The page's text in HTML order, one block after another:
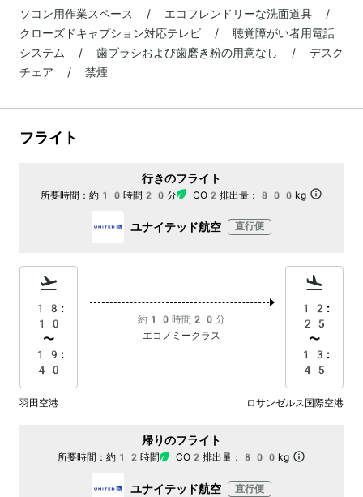
ソコン用作業スペース / エコフレンドリーな洗面道具 /
クローズドキャプション対応テレビ / 聴覚障がい者用電話
システム / 歯ブラシおよび歯磨き粉の用意なし / デスク
チェア / 禁煙
フライト
行きのフライト
所要時間： 約10時間20分 CO2排出量： 800kg
ユナイテッド航空 直行便
18:
10
〜
19:
40
約10時間20分
エコノミークラス
12:
25
〜
13:
45
羽田空港 ロサンゼルス国際空港
帰りのフライト
所要時間： 約12時間 CO2排出量： 800kg
ユナイテッド航空 直行便